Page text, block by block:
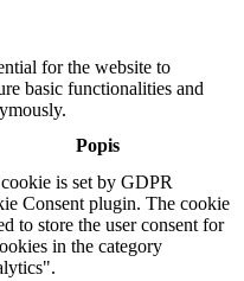
for the website to
basic functionalities and
Popis
is set by GDPR
Consent plugin. The cookie
to store the user consent for
in the category